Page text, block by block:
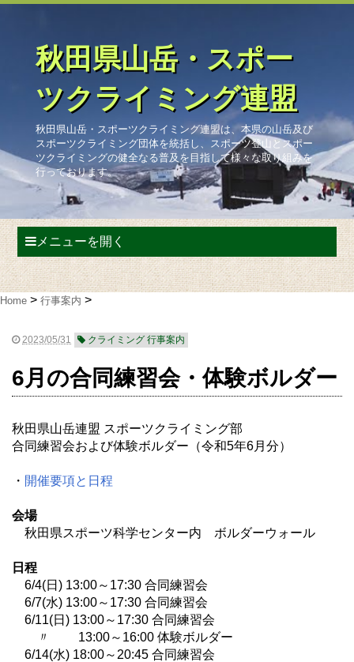
秋田県山岳・スポー
ツクライミング連盟
秋田県山岳・スポーツクライミング連盟は、本県の山岳及び
スポーツクライミング団体を統括し、スポーツ登山とスポー
ツクライミングの健全なる普及を目指して様々な取り組みを
行っております。
メニューを開く
Home 行事案内
2023/05/31 クライミング 行事案内
6月の合同練習会・体験ボルダー
秋田県山岳連盟 スポーツクライミング部
合同練習会および体験ボルダー（令和5年6月分）
・ 開催要項と日程
会場
秋田県スポーツ科学センター内 ボルダーウォール
日程
6/4(日) 13:00～17:30 合同練習会
6/7(水) 13:00～17:30 合同練習会
6/11(日) 13:00～17:30 合同練習会
〃 13:00～16:00 体験ボルダー
6/14(水) 18:00～20:45 合同練習会